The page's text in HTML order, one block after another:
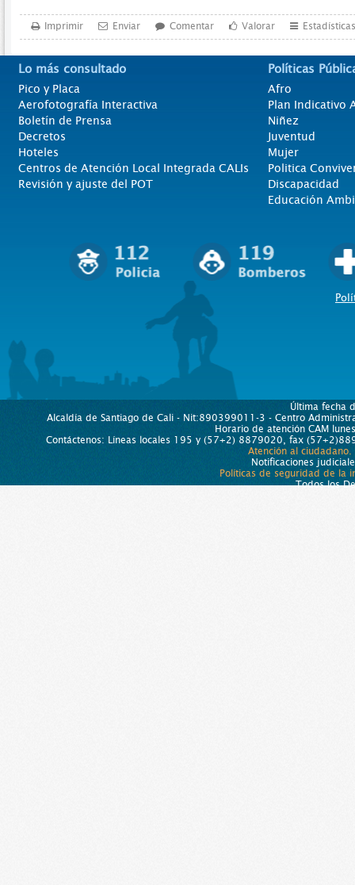
Imprimir Enviar Comentar Valorar Estadísticas
Lo más consultado
Pico y Placa
Aerofotografía Interactiva
Boletín de Prensa
Decretos
Hoteles
Centros de Atención Local Integrada CALIs
Revisión y ajuste del POT
Políticas
Afro
Plan Indicativo
Niñez
Juventud
Mujer
Politica
Discapacidad
Educación
Última fecha
Alcaldía de Santiago de Cali - Nit:890399011-3 - Centro
Horario de atención CAM
Contáctenos: Líneas locales 195 y (57+2) 8879020, fax
Atención al ciudadano.
Notificaciones
Políticas de seguridad de la
Todos los